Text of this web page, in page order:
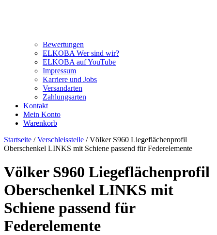
Bewertungen
ELKOBA Wer sind wir?
ELKOBA auf YouTube
Impressum
Karriere und Jobs
Versandarten
Zahlungsarten
Kontakt
Mein Konto
Warenkorb
Startseite /Verschleissteile / Völker S960 Liegeflächenprofil
Oberschenkel LINKS mit Schiene passend für Federelemente
Völker S960 Liegeflächenprofil
Oberschenkel LINKS mit
Schiene passend für
Federelemente